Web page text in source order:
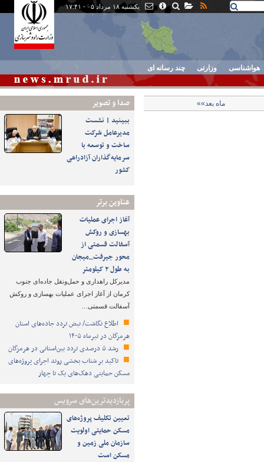
یکشنبه ۱۸ مرداد ۰۵ - ۱۷:۴۱
هواشناسی وزارتی چند رسانه ای
صدا و تصوير
ببینید | نشست
مدیرعامل شرکت
ساخت و توسعه با
سرمایه‌گذاران آزادراهی
کشور
عناوین برتر
آغاز اجرای عملیات
بهسازی و روکش
آسفالت قسمتی از
محور جیرفت_میجان
به طول ۲ کیلومتر
مدیرکل راهداری و حمل‌ونقل جاده‌ای جنوب
کرمان از آغاز اجرای عملیات بهسازی و روکش
آسفالت قسمتی…
اطلاع نگاشت/ نبض تردد جاده‌های استان
هرمزگان در تیرماه ۱۴۰۵
رشد ۵ درصدی تردد بین‌استانی در هرمزگان
تاکید بر شتاب ‌بخشی روند اجرای پروژه‌های
مسکن حمایتی دهک‌های یک تا چهار
پربازدیدترین‌های سرویس
تعیین تکلیف پروژه‌های
مسکن حمایتی اولویت
سازمان ملی زمین و
مسکن است
ماه بعد»»